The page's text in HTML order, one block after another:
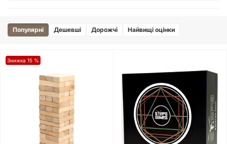
Популярні Дешевші Дорожчі Найвищі оцінки
Знижка 15 %